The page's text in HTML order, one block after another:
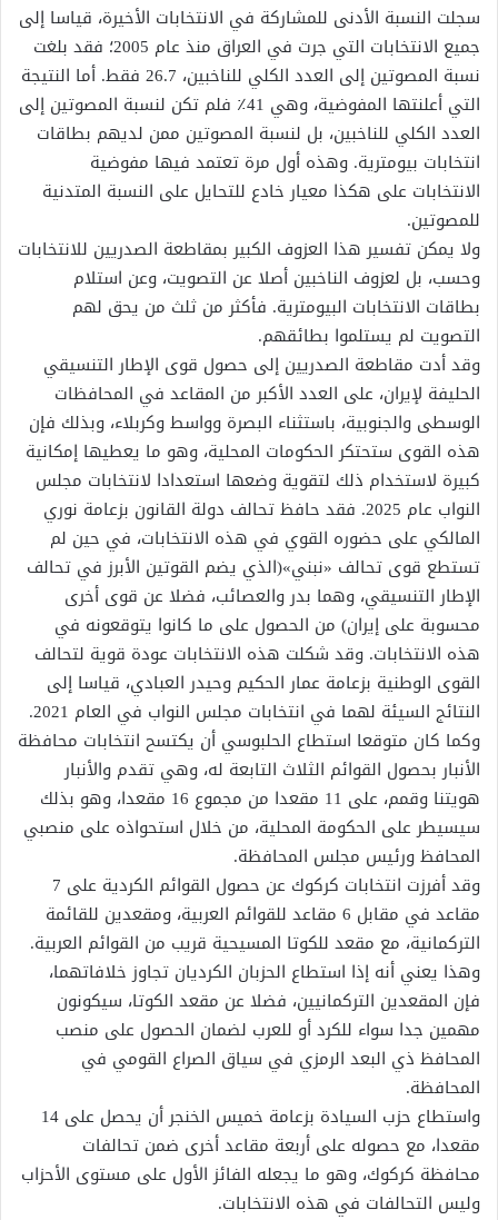
سجلت النسبة الأدنى للمشاركة في الانتخابات الأخيرة، قياسا إلى
جميع الانتخابات التي جرت في العراق منذ عام 2005؛ فقد بلغت
نسبة المصوتين إلى العدد الكلي للناخبين، 26.7 فقط. أما النتيجة
التي أعلنتها المفوضية، وهي 41٪ فلم تكن لنسبة المصوتين إلى
العدد الكلي للناخبين، بل لنسبة المصوتين ممن لديهم بطاقات
انتخابات بيومترية. وهذه أول مرة تعتمد فيها مفوضية
الانتخابات على هكذا معيار خادع للتحايل على النسبة المتدنية
للمصوتين.
ولا يمكن تفسير هذا العزوف الكبير بمقاطعة الصدريين للانتخابات
وحسب، بل لعزوف الناخبين أصلا عن التصويت، وعن استلام
بطاقات الانتخابات البيومترية. فأكثر من ثلث من يحق لهم
التصويت لم يستلموا بطائقهم.
وقد أدت مقاطعة الصدريين إلى حصول قوى الإطار التنسيقي
الحليفة لإيران، على العدد الأكبر من المقاعد في المحافظات
الوسطى والجنوبية، باستثناء البصرة وواسط وكربلاء، وبذلك فإن
هذه القوى ستحتكر الحكومات المحلية، وهو ما يعطيها إمكانية
كبيرة لاستخدام ذلك لتقوية وضعها استعدادا لانتخابات مجلس
النواب عام 2025. فقد حافظ تحالف دولة القانون بزعامة نوري
المالكي على حضوره القوي في هذه الانتخابات، في حين لم
تستطع قوى تحالف «نبني»(الذي يضم القوتين الأبرز في تحالف
الإطار التنسيقي، وهما بدر والعصائب، فضلا عن قوى أخرى
محسوبة على إيران) من الحصول على ما كانوا يتوقعونه في
هذه الانتخابات. وقد شكلت هذه الانتخابات عودة قوية لتحالف
القوى الوطنية بزعامة عمار الحكيم وحيدر العبادي، قياسا إلى
النتائج السيئة لهما في انتخابات مجلس النواب في العام 2021.
وكما كان متوقعا استطاع الحلبوسي أن يكتسح انتخابات محافظة
الأنبار بحصول القوائم الثلاث التابعة له، وهي تقدم والأنبار
هويتنا وقمم، على 11 مقعدا من مجموع 16 مقعدا، وهو بذلك
سيسيطر على الحكومة المحلية، من خلال استحواذه على منصبي
المحافظ ورئيس مجلس المحافظة.
وقد أفرزت انتخابات كركوك عن حصول القوائم الكردية على 7
مقاعد في مقابل 6 مقاعد للقوائم العربية، ومقعدين للقائمة
التركمانية، مع مقعد للكوتا المسيحية قريب من القوائم العربية.
وهذا يعني أنه إذا استطاع الحزبان الكرديان تجاوز خلافاتهما،
فإن المقعدين التركمانيين، فضلا عن مقعد الكوتا، سيكونون
مهمين جدا سواء للكرد أو للعرب لضمان الحصول على منصب
المحافظ ذي البعد الرمزي في سياق الصراع القومي في
المحافظة.
واستطاع حزب السيادة بزعامة خميس الخنجر أن يحصل على 14
مقعدا، مع حصوله على أربعة مقاعد أخرى ضمن تحالفات
محافظة كركوك، وهو ما يجعله الفائز الأول على مستوى الأحزاب
وليس التحالفات في هذه الانتخابات.